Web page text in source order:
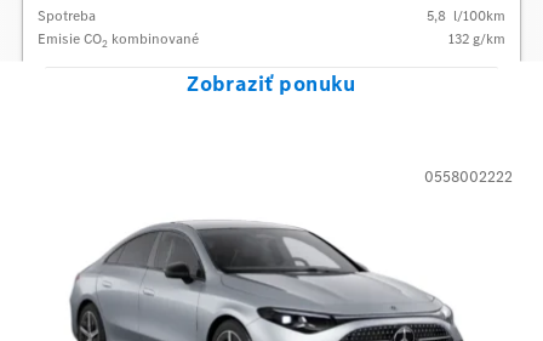
Spotreba 5,8 l/100km
Emisie CO2 kombinované 132 g/km
Zobraziť ponuku
0558002222